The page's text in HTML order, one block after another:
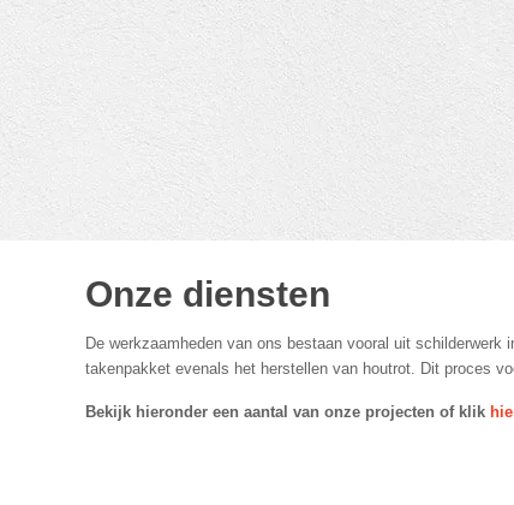
Onze diensten
De werkzaamheden van ons bestaan vooral uit
takenpakket evenals het herstellen van houtrot. Dit proces
Bekijk hieronder een aantal van onze projecten of klik